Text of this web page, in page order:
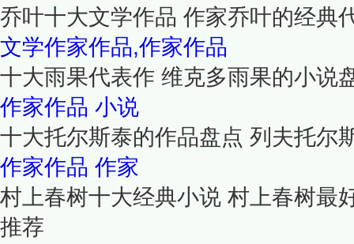
乔叶十大文学作品 作家乔叶的经典
文学作家作品,作家作品
十大雨果代表作 维克多雨果的小说
作家作品 小说
十大托尔斯泰的作品盘点 列夫托尔
作家作品 作家
村上春树十大经典小说 村上春树最
推荐